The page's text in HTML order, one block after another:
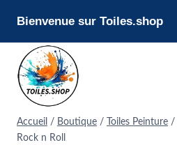
contenu
Bienvenue sur Toiles.shop
Accueil / Boutique / Toiles Peinture /
Rock n Roll